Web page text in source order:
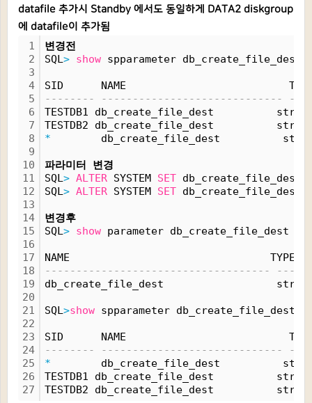
datafile 추가시 Standby 에서도 동일하게 DATA2 diskgroup
에 datafile이 추가됨
1
2
3
4
5
6
7
8
9
10
11
12
13
14
15
16
17
18
19
20
21
22
23
24
25
26
27
변경전
SQL> show spparameter db_create_file_dest
SID      NAME
-------- -----------------------------
TESTDB1 db_create_file_dest
TESTDB2 db_create_file_dest
* db_create_file_dest
파라미터 변경
SQL> ALTER SYSTEM SET db_create_file_dest
SQL> ALTER SYSTEM SET db_create_file_dest
변경후
SQL> show parameter db_create_file_dest
NAME                                TYPE
------------------------------------
db_create_file_dest
SQL>show spparameter db_create_file_dest
SID      NAME
-------- -----------------------------
* db_create_file_dest
TESTDB1 db_create_file_dest
TESTDB2 db_create_file_dest